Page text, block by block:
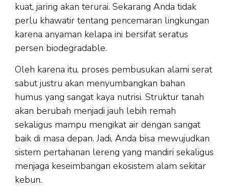
kuat, jaring akan terurai. Sekarang Anda tidak
perlu khawatir tentang pencemaran lingkungan
karena anyaman kelapa ini bersifat seratus
persen biodegradable.
Oleh karena itu, proses pembusukan alami serat
sabut justru akan menyumbangkan bahan
humus yang sangat kaya nutrisi. Struktur tanah
akan berubah menjadi jauh lebih remah
sekaligus mampu mengikat air dengan sangat
baik di masa depan. Jadi, Anda bisa mewujudkan
sistem pertahanan lereng yang mandiri sekaligus
menjaga keseimbangan ekosistem alam sekitar
kebun.